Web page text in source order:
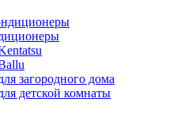
загородного дома
детской комнаты